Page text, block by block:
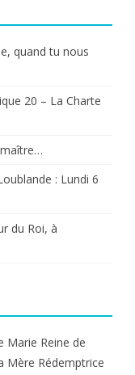
quand tu nous
20 – La Charte
: Lundi 6
du Roi, à
Marie Reine de
Mère Rédemptrice